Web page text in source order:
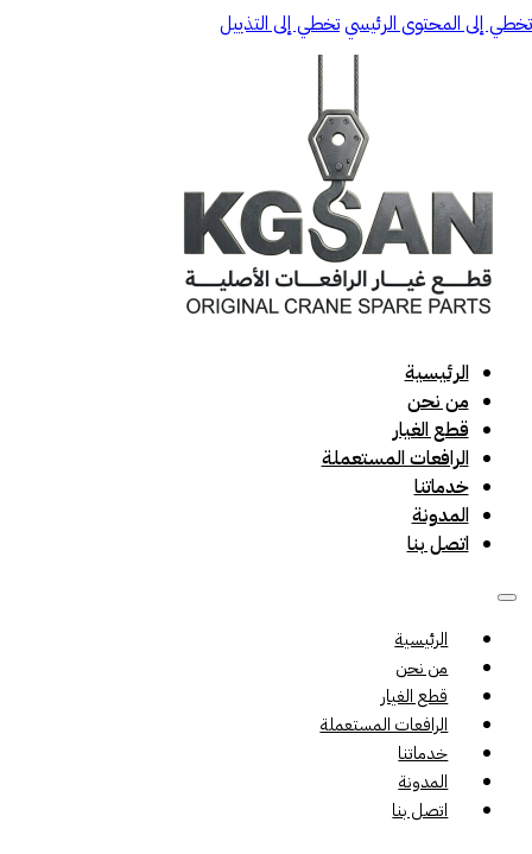
تخطي إلى المحتوى الرئيسيتخطي إلى التذييل
الرئيسية
من نحن
قطع الغيار
الرافعات المستعملة
خدماتنا
المدونة
اتصل بنا
الرئيسية
من نحن
قطع الغيار
الرافعات المستعملة
خدماتنا
المدونة
اتصل بنا